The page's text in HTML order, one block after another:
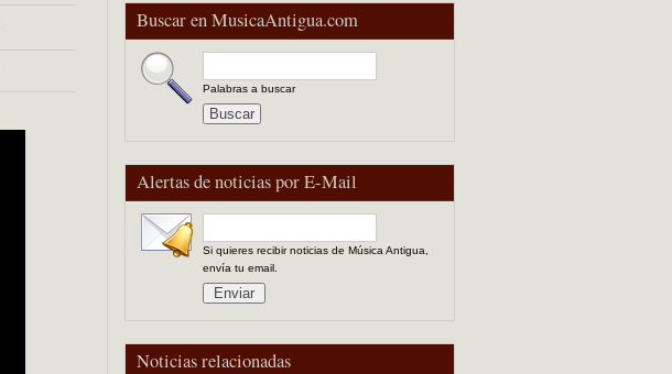
Buscar en MusicaAntigua.com
Palabras a buscar
Alertas de noticias por E-Mail
Si quieres recibir noticias de Música Antigua,
envía tu email.
Noticias relacionadas